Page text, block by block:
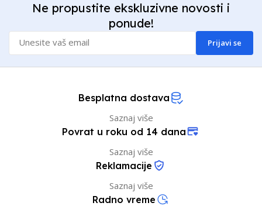
Ne propustite ekskluzivne novosti i
ponude!
Prijavi se
Besplatna dostava
Saznaj više
Povrat u roku od 14 dana
Saznaj više
Reklamacije
Saznaj više
Radno vreme